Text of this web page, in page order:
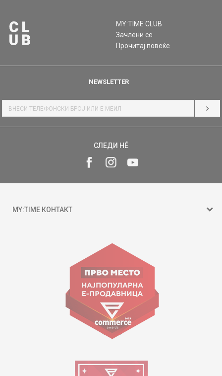
MY:TIME CLUB
Зачлени се
Прочитај повеќе
NEWSLETTER
СЛЕДИ НÉ
MY:TIME КОНТАКТ
ул. Гоце Николовски бр.74 Скопје
contact@mytime.mk
Работно време:
09:00 до 17:00